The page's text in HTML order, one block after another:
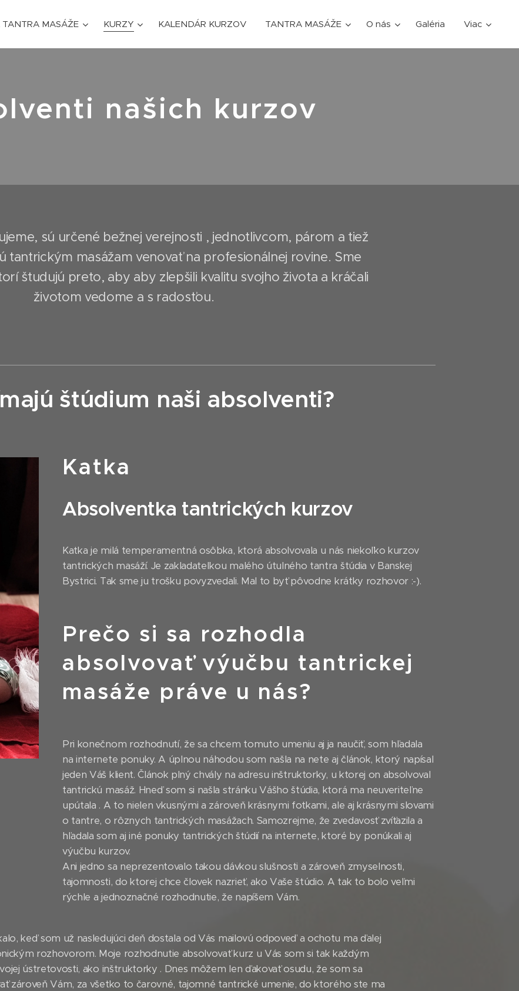
TANTRA MASÁŽE KURZY KALENDÁR KURZOV TANTRA MASÁŽE O nás Galéria Viac
našich kurzov
sú určené bežnej verejnosti , jednotlivcom, párom a tiež
tantrickým masážam venovať na profesionálnej rovine. Sme
študujú preto, aby aby zlepšili kvalitu svojho života a kráčali
životom vedome a s radosťou.
štúdium naši absolventi?
Katka
Absolventka tantrických kurzov
Katka je milá temperamentná osôbka, ktorá absolvovala u nás niekoľko kurzov
tantrických masáží. Je zakladateľkou malého útulného tantra štúdia v Banskej
Bystrici. Tak sme ju trošku povyzvedali. Mal to byť pôvodne krátky rozhovor :-).
Prečo si sa rozhodla
absolvovať výučbu tantrickej
masáže práve u nás?
Pri konečnom rozhodnutí, že sa chcem tomuto umeniu aj ja naučiť, som hľadala
na internete ponuky. A úplnou náhodou som našla na nete aj článok, ktorý napísal
jeden Váš klient. Článok plný chvály na adresu inštruktorky, u ktorej on absolvoval
tantrickú masáž. Hneď som si našla stránku Vášho štúdia, ktorá ma neuveriteľne
upútala . A to nielen vkusnými a zároveň krásnymi fotkami, ale aj krásnymi slovami
o tantre, o rôznych tantrických masážach. Samozrejme, že zvedavosť zvíťazila a
hľadala som aj iné ponuky tantrických štúdií na internete, ktoré by ponúkali aj
výučbu kurzov.
Ani jedno sa neprezentovalo takou dávkou slušnosti a zároveň zmyselnosti,
tajomnosti, do ktorej chce človek nazrieť, ako Vaše štúdio. A tak to bolo veľmi
rýchle a jednoznačné rozhodnutie, že napíšem Vám.
keď som už nasledujúci deň dostala od Vás mailovú odpoveď a ochotu ma ďalej
rozhovorom. Moje rozhodnutie absolvovať kurz u Vás som si tak každým
ústretovosti, ako inštruktorky . Dnes môžem len ďakovať osudu, že som sa
zároveň Vám, za všetko to čarovné, tajomné tantrické umenie, do ktorého ste ma